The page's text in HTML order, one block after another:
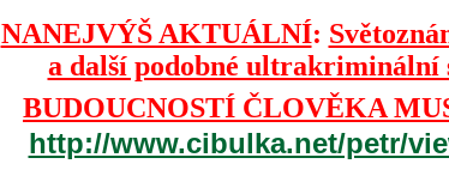
NANEJVÝŠ AKTUÁLNÍ:
a další podobné
BUDOUCNOSTÍ ČLOVĚKA
http://www.cibulka.net/petr/